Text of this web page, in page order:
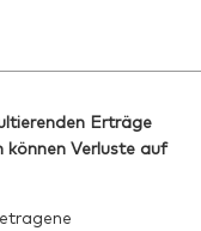
Erträge
können Verluste auf